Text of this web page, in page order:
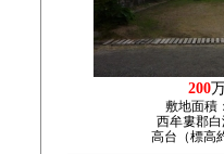
200
敷地面積
西牟婁郡白
高台（標高